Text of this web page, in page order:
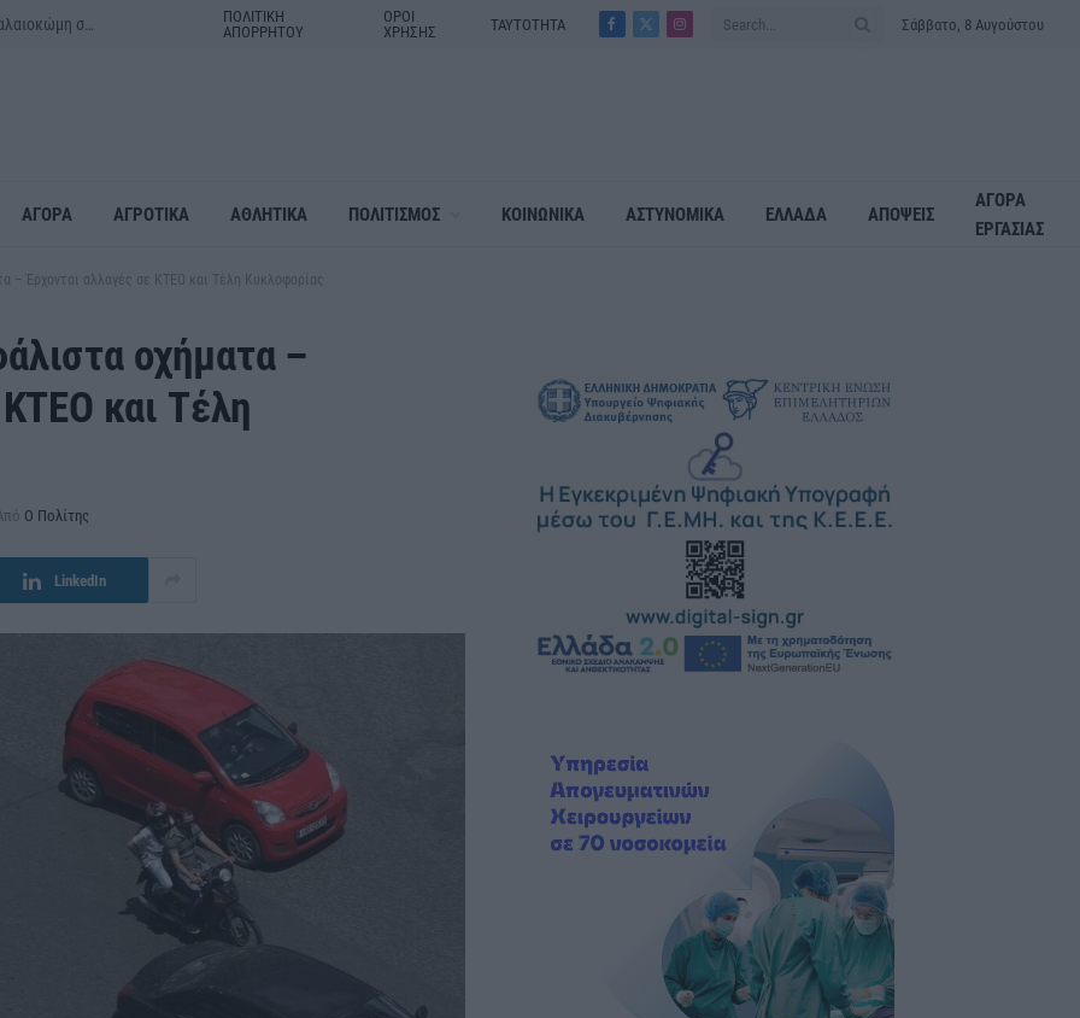
ΠΟΛΙΤΙΚΗ
ΑΠΟΡΡΗΤΟΥ
ΟΡΟΙ
ΧΡΗΣΗΣ
ΤΑΥΤΟΤΗΤΑ
Facebook
X
Instagram
Σάββατο, 8 Αυγούστου
ΑΓΟΡΑ ΑΓΡΟΤΙΚΑ ΑΘΛΗΤΙΚΑ ΠΟΛΙΤΙΣΜΟΣ ΚΟΙΝΩΝΙΚΑ ΑΣΤΥΝΟΜΙΚΑ ΕΛΛΑΔΑ ΑΠΟΨΕΙΣ
ΑΓΟΡΑ
ΕΡΓΑΣΙΑΣ
– Έρχονται αλλαγές σε ΚΤΕΟ και Τέλη Κυκλοφορίας
οχήματα –
και Τέλη
Ο Πολίτης
LinkedIn